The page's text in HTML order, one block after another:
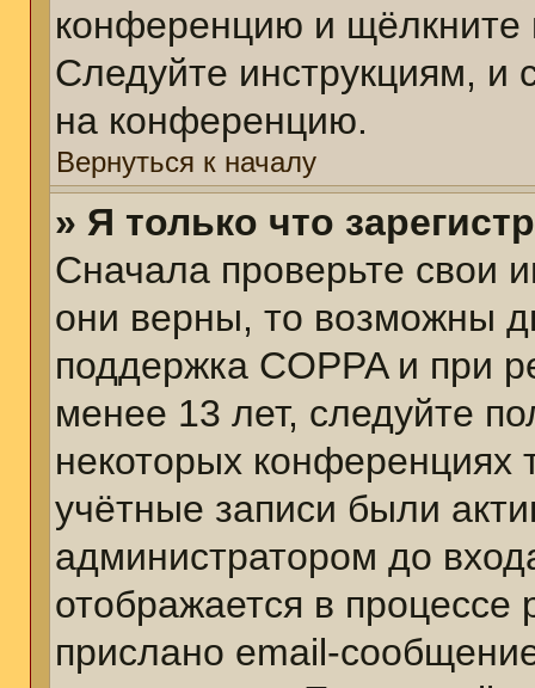
конференцию и щёлкните
Следуйте инструкциям, и
на конференцию.
Вернуться к началу
» Я только что
Сначала проверьте свои
они верны, то возможны
поддержка COPPA и при
менее 13 лет, следуйте
некоторых конференциях
учётные записи были
администратором до
отображается в
прислано email-